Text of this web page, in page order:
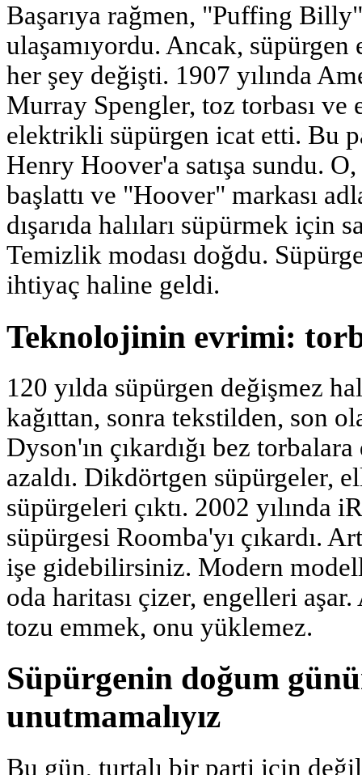
Başarıya rağmen, "Puffing
ulaşamıyordu. Ancak,
her şey değişti. 1907 yılında
Murray Spengler, toz torbası ve
elektrikli süpürgen icat etti. Bu
Henry Hoover'a satışa sundu.
başlattı ve "Hoover" markası
dışarıda halıları süpürmek için
Temizlik modası doğdu.
ihtiyaç haline geldi.
Teknolojinin evrimi:
120 yılda süpürgen değişmez
kağıttan, sonra tekstilden, son
Dyson'ın çıkardığı bez
azaldı. Dikdörtgen süpürgeler,
süpürgeleri çıktı. 2002 yılında
süpürgesi Roomba'yı çıkardı.
işe gidebilirsiniz. Modern
oda haritası çizer, engelleri
tozu emmek, onu yüklemez.
Süpürgenin doğum
unutmamalıyız
Bu gün, turtalı bir parti için